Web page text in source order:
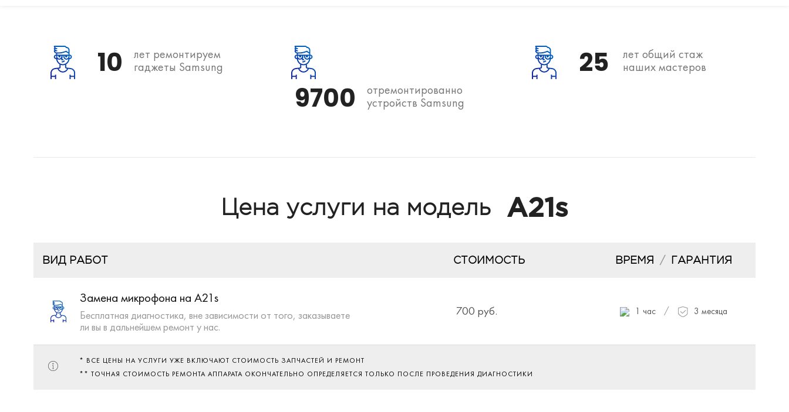
10
лет ремонтируем
гаджеты Samsung
9700
отремонтированно
устройств Samsung
25
лет общий стаж
наших мастеров
Цена услуги на модель A21s
ВИД РАБОТ СТОИМОСТЬ ВРЕМЯ / ГАРАНТИЯ
Замена микрофона на A21s
Бесплатная диагностика, вне зависимости от того, заказываете
ли вы в дальнейшем ремонт у нас.
700 руб. 1 час / 3 месяца
* ВСЕ ЦЕНЫ НА УСЛУГИ УЖЕ ВКЛЮЧАЮТ СТОИМОСТЬ ЗАПЧАСТЕЙ И РЕМОНТ
** ТОЧНАЯ СТОИМОСТЬ РЕМОНТА АППАРАТА ОКОНЧАТЕЛЬНО ОПРЕДЕЛЯЕТСЯ ТОЛЬКО ПОСЛЕ ПРОВЕДЕНИЯ ДИАГНОСТИКИ